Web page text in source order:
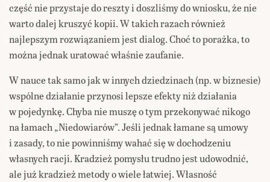
część nie przystaje do reszty i doszliśmy do wniosku, że nie
warto dalej kruszyć kopii. W takich razach również
najlepszym rozwiązaniem jest dialog. Choć to porażka, to
można jednak uratować właśnie zaufanie.
W nauce tak samo jak w innych dziedzinach (np. w biznesie)
wspólne działanie przynosi lepsze efekty niż działania
w pojedynkę. Chyba nie muszę o tym przekonywać nikogo
na łamach „Niedowiarów”. Jeśli jednak łamane są umowy
i zasady, to nie powinniśmy wahać się w dochodzeniu
własnych racji. Kradzież pomysłu trudno jest udowodnić,
ale już kradzież metody o wiele łatwiej. Własność